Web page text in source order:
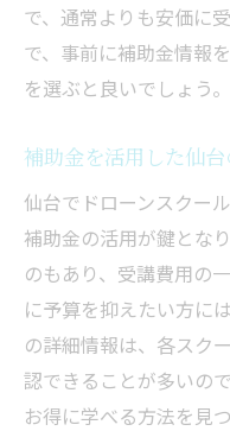
で、通常よりも安価に
で、事前に補助金情報
を選ぶと良いでしょう。
補助金を活用した仙
仙台でドローンスクー
補助金の活用が鍵とな
のもあり、受講費用の
に予算を抑えたい方に
の詳細情報は、各スク
認できることが多いの
お得に学べる方法を見